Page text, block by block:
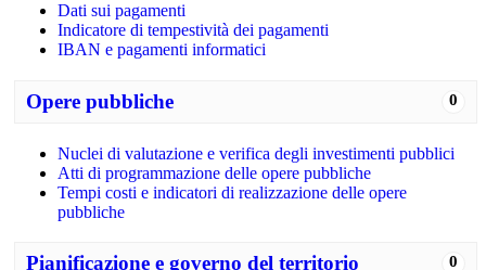
Dati sui pagamenti
Indicatore di tempestività dei pagamenti
IBAN e pagamenti informatici
0
Opere pubbliche
Nuclei di valutazione e verifica degli investimenti pubblici
Atti di programmazione delle opere pubbliche
Tempi costi e indicatori di realizzazione delle opere
pubbliche
0
Pianificazione e governo del territorio